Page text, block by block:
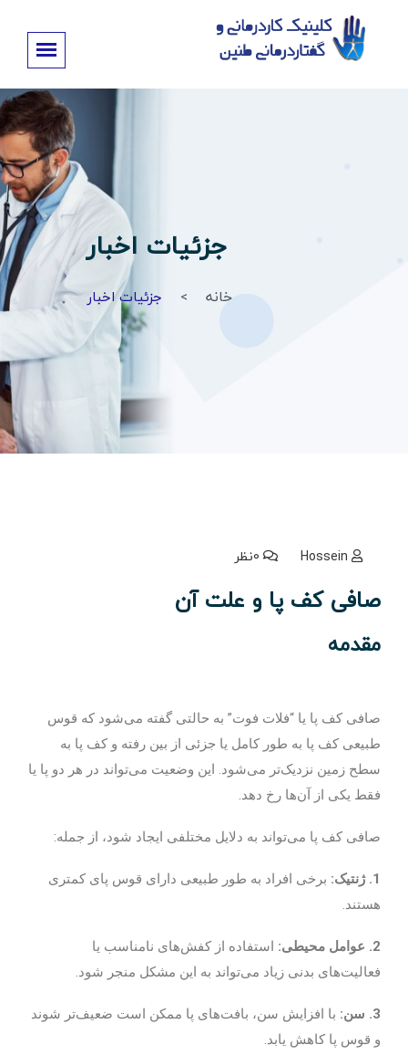
جزئیات اخبار
خانه جزئیات اخبار
Hossein
صافی کف پا و علت آن
مقدمه
صافی کف پا یا “فلات فوت” به حالتی گفته می‌شود که قوس
طبیعی کف پا به طور کامل یا جزئی از بین رفته و کف پا به
سطح زمین نزدیک‌تر می‌شود. این وضعیت می‌تواند در هر دو پا یا
فقط یکی از آن‌ها رخ دهد.
صافی کف پا می‌تواند به دلایل مختلفی ایجاد شود، از جمله:
1. ژنتیک:
برخی افراد به طور طبیعی دارای قوس پای کمتری
هستند.
2. عوامل محیطی:
استفاده از کفش‌های نامناسب یا
فعالیت‌های بدنی زیاد می‌تواند به این مشکل منجر شود.
3. سن:
با افزایش سن، بافت‌های پا ممکن است ضعیف‌تر شوند
و قوس پا کاهش یابد.